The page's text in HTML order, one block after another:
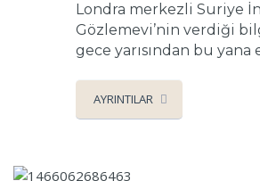
Londra merkezli Suriye
Gözlemevi’nin verdiği
gece yarısından bu yana
AYRINTILAR